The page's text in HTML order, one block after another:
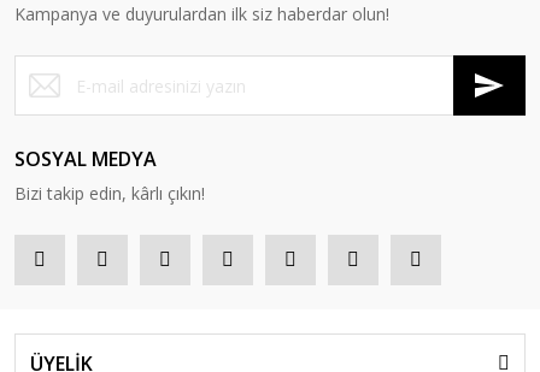
Kampanya ve duyurulardan ilk siz haberdar olun!
SOSYAL MEDYA
Bizi takip edin, kârlı çıkın!
ÜYELİK